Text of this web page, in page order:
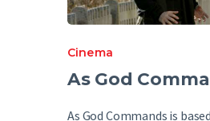
Cinema
As God
As God Commands is